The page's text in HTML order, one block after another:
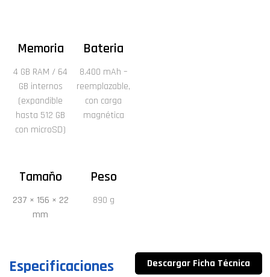
Memoria
4 GB RAM / 64
GB internos
(expandible
hasta 512 GB
con microSD)
Bateria
8.400 mAh –
reemplazable,
con carga
magnética
Tamaño
237 × 156 × 22
mm
Peso
890 g
Especificaciones
Descargar Ficha Técnica